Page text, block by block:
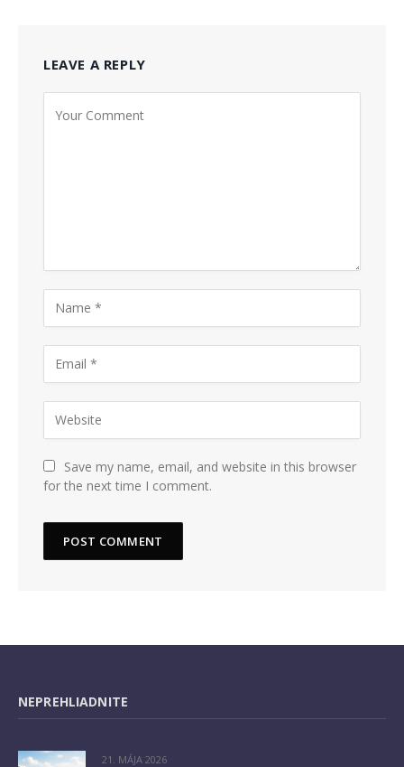
LEAVE A REPLY
Save my name, email, and website in this browser
for the next time I comment.
NEPREHLIADNITE
21. MÁJA 2026